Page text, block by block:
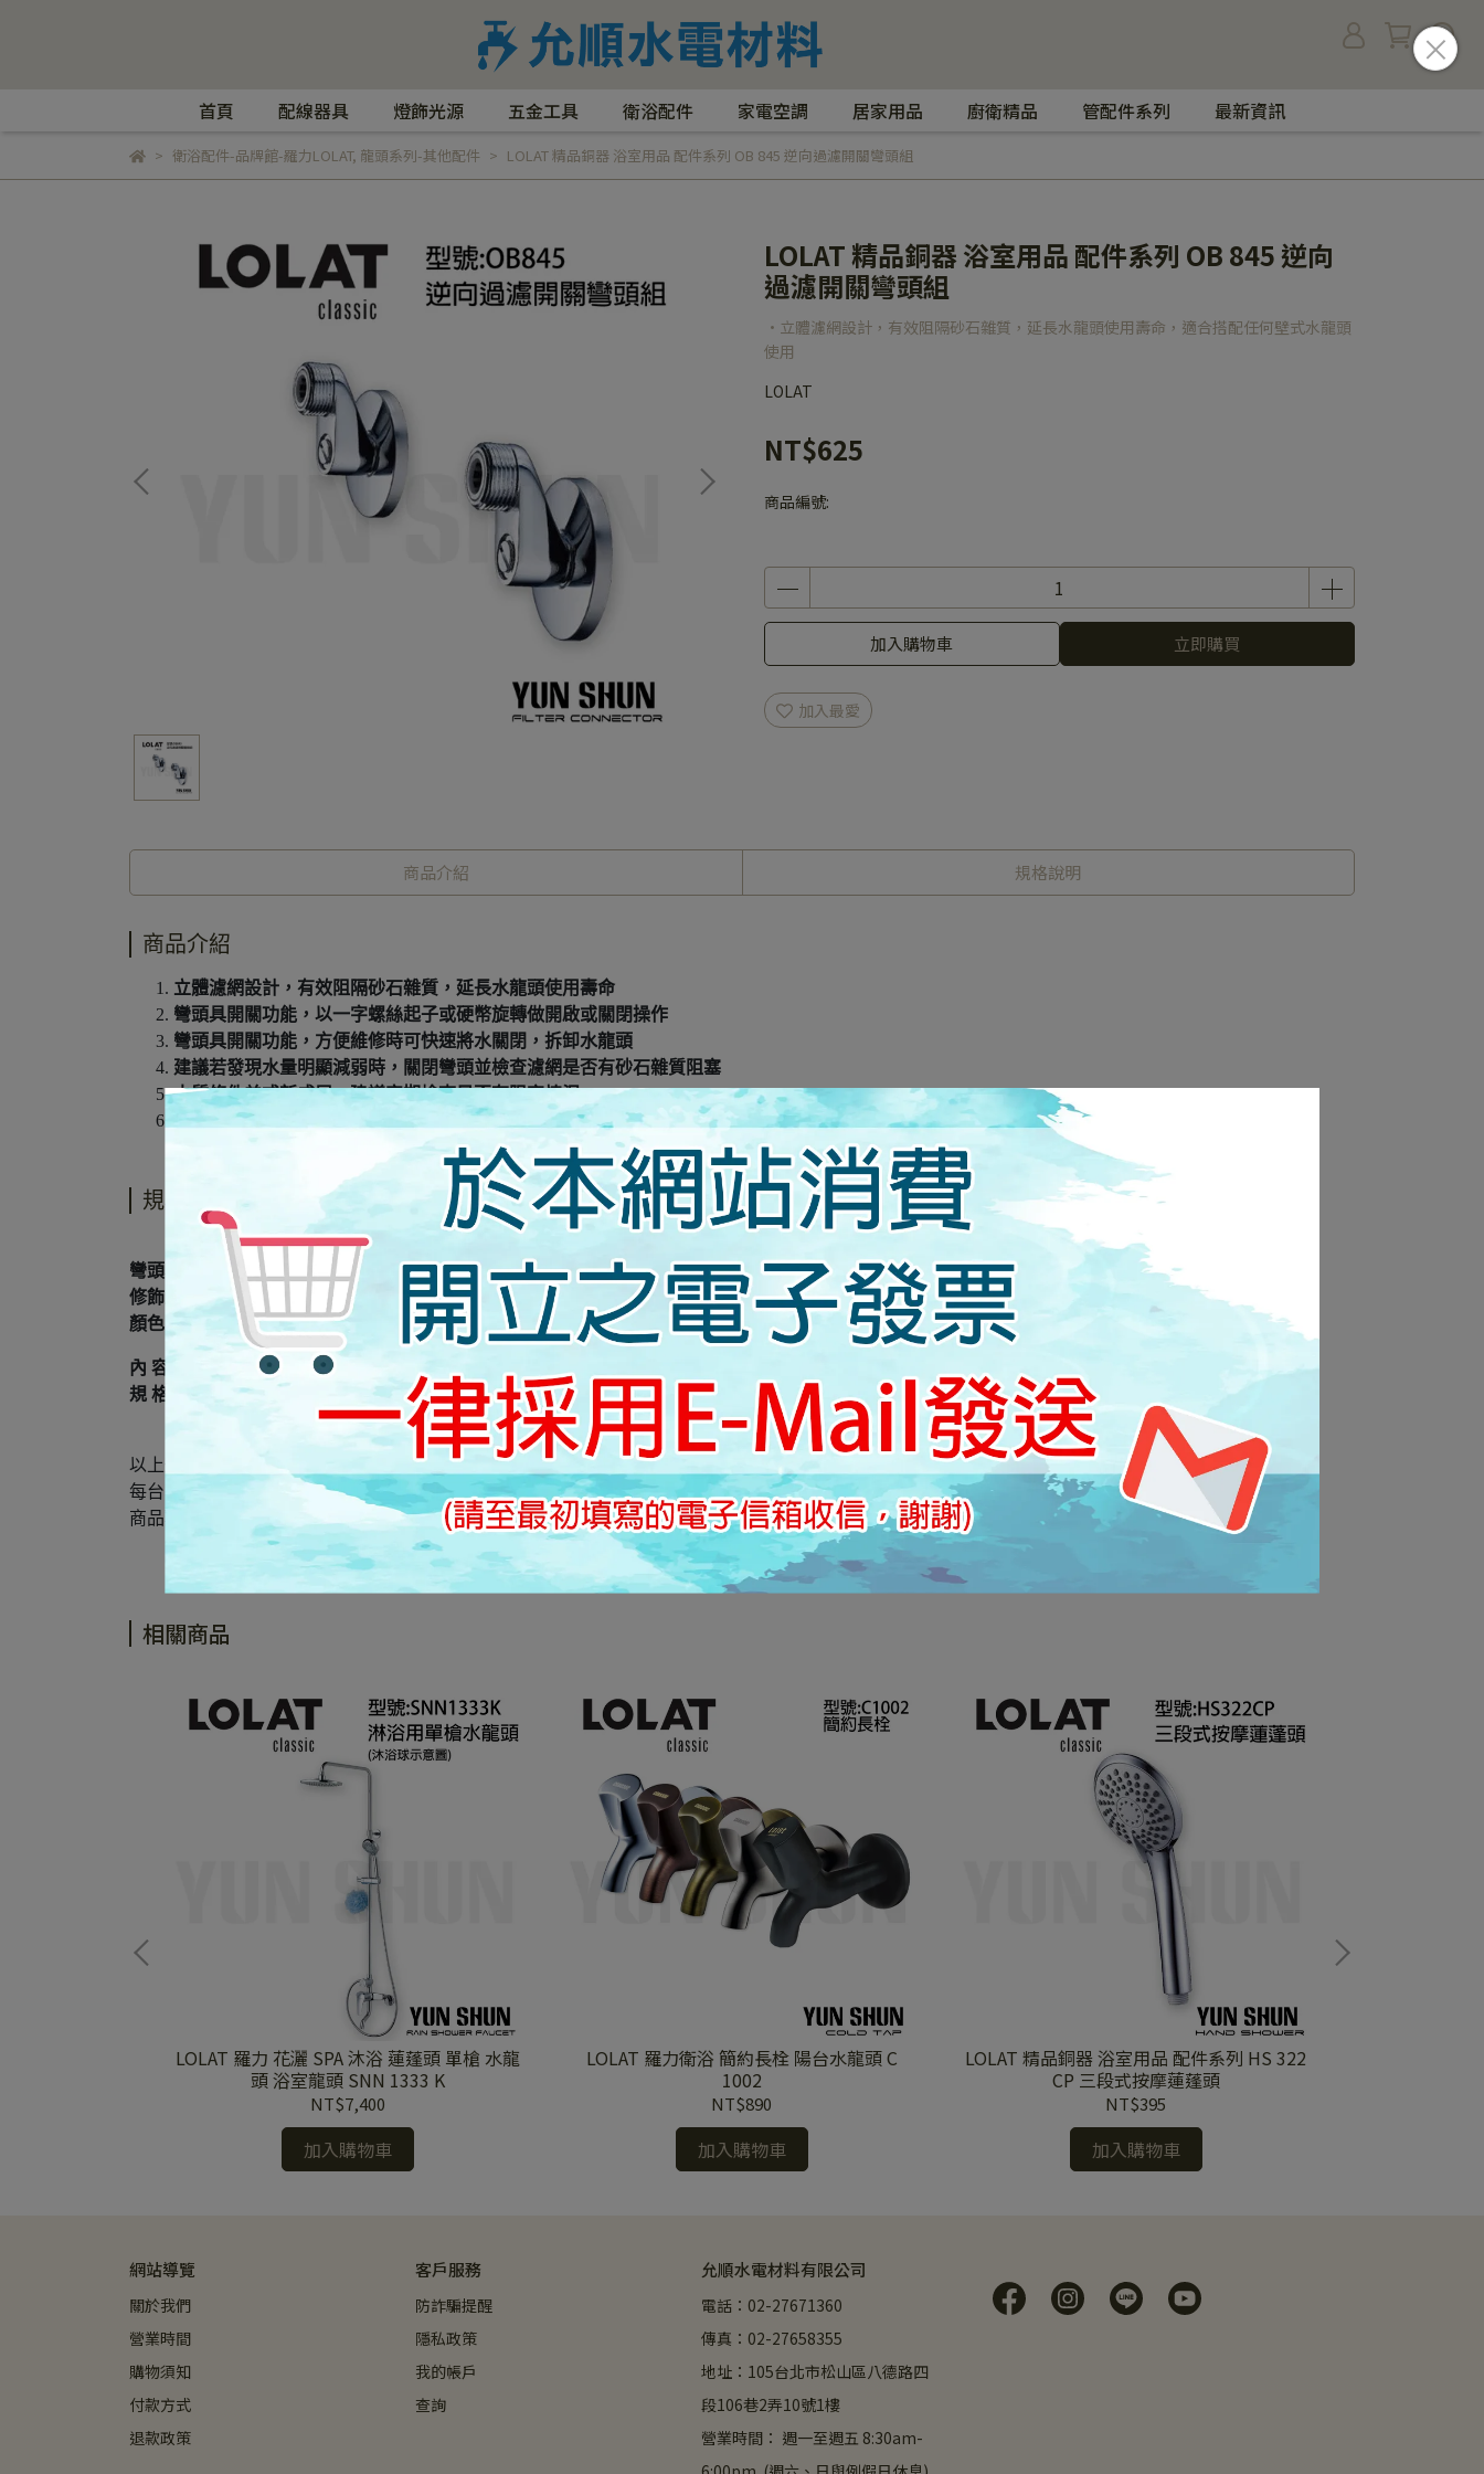
首頁 配線器具 燈飾光源 五金工具 衛浴配件 家電空調 居家用品 廚衛精品 管配件系列 最新資訊
衛浴配件-品牌館-羅力LOLAT, 龍頭系列-其他配件 LOLAT 精品銅器 浴室用品 配件系列 OB 845 逆向過濾開關彎頭組
LOLAT 精品銅器 浴室用品 配件系列 OB 845 逆向
過濾開關彎頭組
·立體濾網設計，有效阻隔砂石雜質，延長水龍頭使用壽命，適合搭配任何壁式水龍頭
使用
LOLAT
NT$625
商品編號:
加入購物車 立即購買
加入最愛
商品介紹 規格說明
商品介紹
立體濾網設計，有效阻隔砂石雜質，延長水龍頭使用壽命
彎頭具開關功能，以一字螺絲起子或硬幣旋轉做開啟或關閉操作
彎頭具開關功能，方便維修時可快速將水關閉，拆卸水龍頭
建議若發現水量明顯減弱時，關閉彎頭並檢查濾網是否有砂石雜質阻塞
水質條件差或新成屋，建議定期檢查是否有阻塞情況
適合搭配任何壁式水龍頭使用
規格說明
彎頭本體:黃銅
修飾蓋:304不銹鋼
顏色:鉻
內 容 物：OB845 逆向過濾開關彎頭組*1
規 格：(兩個一組)
以上規格資料若有任何錯誤，以原廠規格所公佈資料為準。
每台電腦螢幕因設定及廠牌的不同，皆會影響顯示器的顏色呈現，
商品難免會有色差及個人感官認知的差異， 所以出貨以實際商品顏色為主。
相關商品
LOLAT 羅力 花灑 SPA 沐浴 蓮蓬頭 單槍 水龍
頭 浴室龍頭 SNN 1333 K
NT$7,400
加入購物車
LOLAT 羅力衛浴 簡約長栓 陽台水龍頭 C
1002
NT$890
加入購物車
LOLAT 精品銅器 浴室用品 配件系列 HS 322
CP 三段式按摩蓮蓬頭
NT$395
加入購物車
網站導覽
關於我們
營業時間
購物須知
付款方式
退款政策
客戶服務
防詐騙提醒
隱私政策
我的帳戶
查詢
允順水電材料有限公司
電話：02-27671360
傳真：02-27658355
地址：105台北市松山區八德路四
段106巷2弄10號1樓
營業時間： 週一至週五 8:30am-